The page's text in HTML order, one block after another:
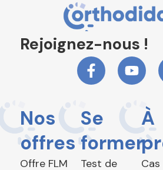
Rejoignez-nous !
Nos
offres
Offre FLM
Se
former
Test de
À
Cas